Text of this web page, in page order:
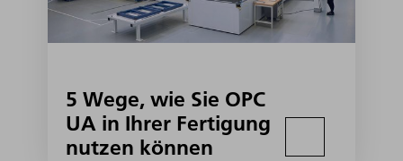
5 Wege, wie Sie OPC
UA in Ihrer Fertigung
nutzen können